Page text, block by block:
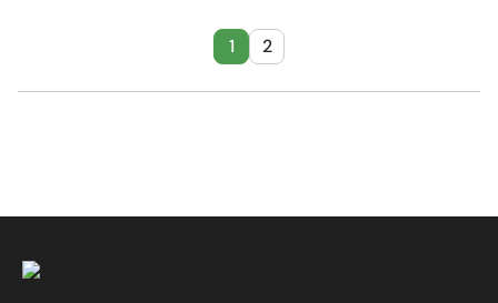
1 2